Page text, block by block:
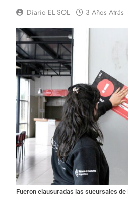
Diario EL SOL 3 Años Atrás
Fueron clausuradas las sucursales de